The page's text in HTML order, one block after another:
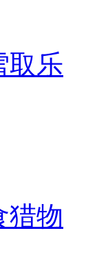
取乐
猎物